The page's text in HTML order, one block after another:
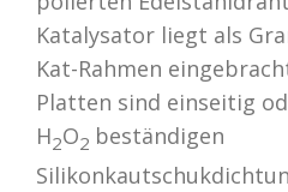
Katalysator liegt als
Kat-Rahmen
Platten sind einseitig
H2O2 beständigen